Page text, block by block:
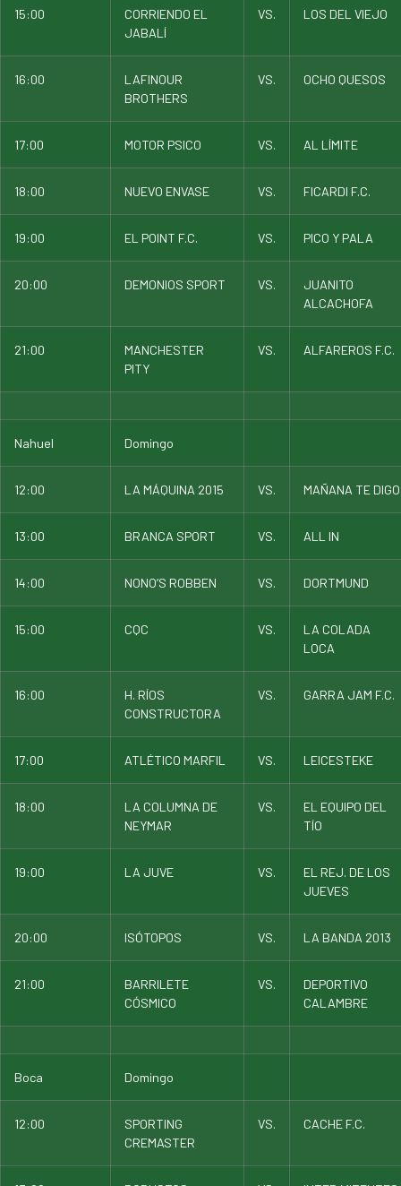
15:00
CORRIENDO EL
JABALÍ
VS. LOS DEL VIEJO
16:00
LAFINOUR
BROTHERS
VS. OCHO QUESOS
17:00 MOTOR PSICO VS. AL LÍMITE
18:00 NUEVO ENVASE VS. FICARDI F.C.
19:00 EL POINT F.C. VS. PICO Y PALA
20:00 DEMONIOS SPORT VS.
JUANITO
ALCACHOFA
21:00
MANCHESTER
PITY
VS. ALFAREROS F.C.
Nahuel Domingo
12:00 LA MÁQUINA 2015 VS. MAÑANA TE DIGO
13:00 BRANCA SPORT VS. ALL IN
14:00 NONO’S ROBBEN VS. DORTMUND
15:00 CQC VS.
LA COLADA
LOCA
16:00
H. RÍOS
CONSTRUCTORA
VS. GARRA JAM F.C.
17:00 ATLÉTICO MARFIL VS. LEICESTEKE
18:00
LA COLUMNA DE
NEYMAR
VS.
EL EQUIPO DEL
TÍO
19:00 LA JUVE VS.
EL REJ. DE LOS
JUEVES
20:00 ISÓTOPOS VS. LA BANDA 2013
21:00
BARRILETE
CÓSMICO
VS.
DEPORTIVO
CALAMBRE
Boca Domingo
12:00
SPORTING
CREMASTER
VS. CACHE F.C.